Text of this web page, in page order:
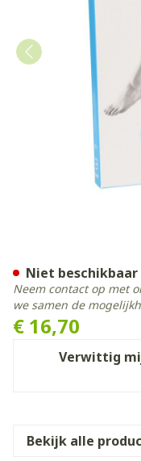
€ 16,70
Verwittig
Niet beschikbaar
Neem contact op met
we samen de
Bekijk alle